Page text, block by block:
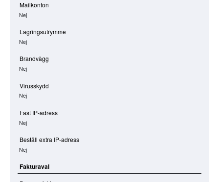
Mailkonton
Nej
Lagringsutrymme
Nej
Brandvägg
Nej
Virusskydd
Nej
Fast IP-adress
Nej
Beställ extra IP-adress
Nej
Fakturaval